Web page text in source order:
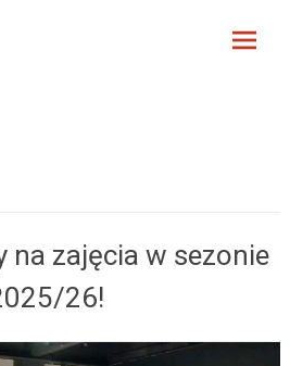
na zajęcia w sezonie
26!